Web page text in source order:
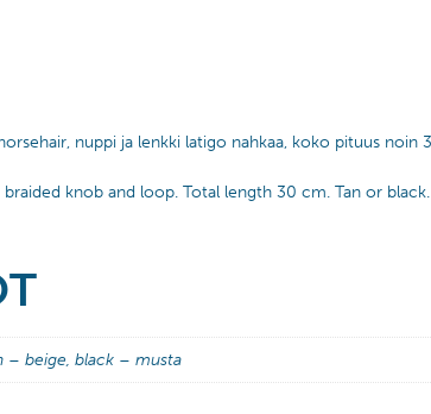
nuppi ja lenkki latigo nahkaa, koko pituus noin
knob and loop. Total length 30 cm. Tan or black.
– beige, black – musta